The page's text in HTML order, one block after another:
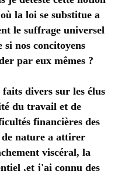
la loi se substitue a
le suffrage universel
si nos concitoyens
par eux mêmes ?
faits divers sur les élus
du travail et de
financières des
de nature a attirer
viscéral, la
,et j'ai connu des